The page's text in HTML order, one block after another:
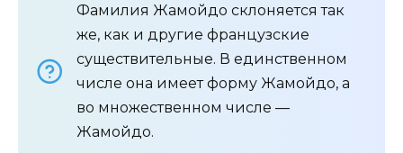
Фамилия Жамойдо склоняется так
же, как и другие французские
существительные. В единственном
числе она имеет форму Жамойдо, а
во множественном числе —
Жамойдо.